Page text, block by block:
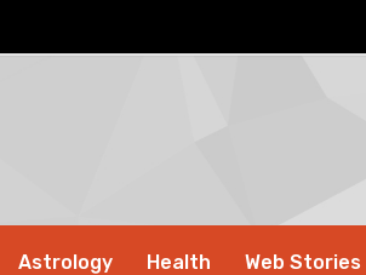
Astrology Health Web Stories